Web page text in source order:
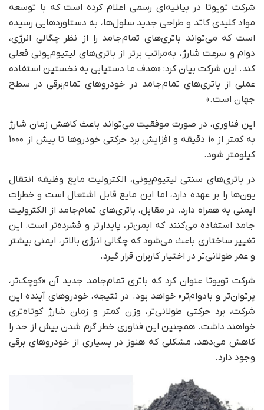
شرکت تویوتا در بیانیه‌ای رسمی اعلام کرده است که با توسعه‌
مواد کلیدی کاتد و طراحی جدید سلول‌ها، به دستاوردهایی رسیده
است که می‌تواند باتری‌های تمام‌جامد را از نظر چگالی انرژی،
دوام و سرعت شارژ، به‌مراتب برتر از باتری‌های لیتیوم‌یونی فعلی
کند. این شرکت بیان کرد: «هدف ما دستیابی به نخستین استفاده‌
عملی از باتری‌های تمام‌جامد در خودروهای تمام‌برقی در سطح
جهان است.»
این فناوری، در صورت موفقیت می‌تواند باعث کاهش زمان شارژ
به کمتر از ۱۰ دقیقه و افزایش برد حرکتی خودروها تا بیش از ۱۰۰۰
کیلومتر شود.
در باتری‌های سنتی لیتیوم‌یونی، الکترولیت مایع وظیفه‌ انتقال
یون‌ها را بر عهده دارد، اما این مایع قابل اشتعال است و خطرات
ایمنی به همراه دارد. در مقابل، باتری‌های تمام‌جامد از الکترولیت
جامد استفاده می‌کنند که ایمن‌تر، پایدارتر و فشرده‌تر است. این
تغییر ساختاری باعث می‌شود که چگالی انرژی بالاتر، ایمنی بیشتر
و عمر طولانی‌تر در اختیار کاربران قرار گیرد.
شرکت تویوتا عنوان کرد که باتری تمام‌جامد جدید آن «کوچک‌تر،
پرتوان‌تر و بادوام‌تر» خواهد بود. در نتیجه، خودروهای آینده‌ این
شرکت، برد حرکتی طولانی‌تر، وزن کمتر و زمان شارژ کوتاه‌تری
خواهند داشت. همچنین این فناوری خطر گرم شدن بیش از حد را
کاهش می‌دهد، مشکلی که هنوز در بسیاری از خودروهای برقی
وجود دارد.